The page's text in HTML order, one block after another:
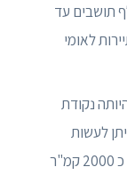
בשיאה העיירה הכילה 15 אלף תושבים עד
תיירות לאומי
נקודת
לעשות
טרקים מפורסמים ומבוקשים. שטח הפארק כ 2000 קמ"ר